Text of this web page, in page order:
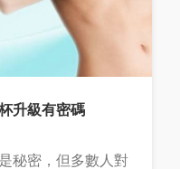
升級有密碼
秘密，但多數人對